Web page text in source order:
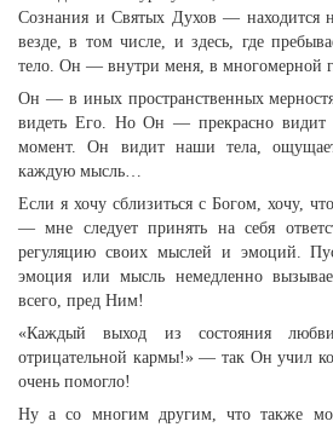
Сознания и Святых Духов — находится
везде, в том числе, и здесь, где
тело. Он — внутри меня, в многомерной
Он — в иных пространственных
видеть Его. Но Он — прекрасно видит
момент. Он видит наши тела,
каждую мысль…
Если я хочу сблизиться с Богом, хочу,
— мне следует принять на себя
регуляцию своих мыслей и эмоций.
эмоция или мысль немедленно
всего, пред Ним!
«Каждый выход из состояния
отрицательной кармы!» — так Он учил
очень помогло!
Ну а со многим другим, что также